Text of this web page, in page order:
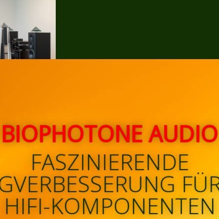
BIOPHOTONE AUDIO
FASZINIERENDE
HIFI-KOMPONENTEN